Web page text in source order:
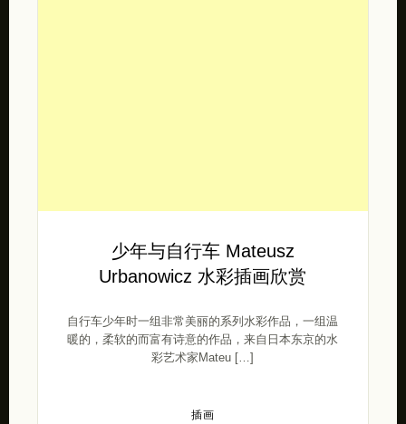
少年与自行车 Mateusz
Urbanowicz 水彩插画欣赏
自行车少年时一组非常美丽的系列水彩作品，一组温
暖的，柔软的而富有诗意的作品，来自日本东京的水
彩艺术家Mateu […]
插画